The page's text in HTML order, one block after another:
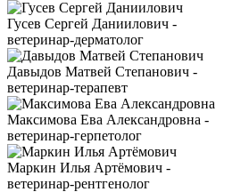
Гусев Сергей Даниилович -
ветеринар-дерматолог
Давыдов Матвей Степанович -
ветеринар-терапевт
Максимова Ева Александровна -
ветеринар-герпетолог
Маркин Илья Артёмович -
ветеринар-рентгенолог